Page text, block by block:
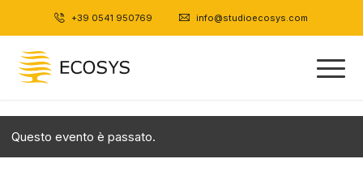
+39 0541 950769 info@studioecosys.com
Questo evento è passato.